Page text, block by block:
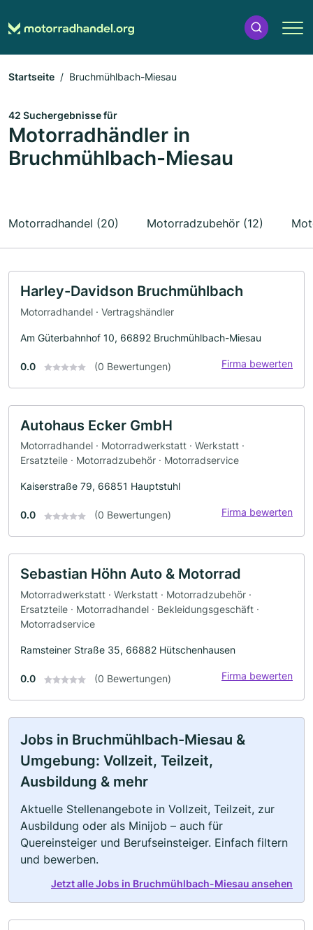
Startseite Bruchmühlbach-Miesau
42 Suchergebnisse für
Motorradhändler in
Bruchmühlbach-Miesau
Motorradhandel (20) Motorradzubehör (12)
Harley-Davidson Bruchmühlbach
Motorradhandel · Vertragshändler
Am Güterbahnhof 10, 66892 Bruchmühlbach-Miesau
0.0 (0 Bewertungen) Firma bewerten
Autohaus Ecker GmbH
Motorradhandel · Motorradwerkstatt · Werkstatt ·
Ersatzteile · Motorradzubehör · Motorradservice
Kaiserstraße 79, 66851 Hauptstuhl
0.0 (0 Bewertungen) Firma bewerten
Sebastian Höhn Auto & Motorrad
Motorradwerkstatt · Werkstatt · Motorradzubehör ·
Ersatzteile · Motorradhandel · Bekleidungsgeschäft ·
Motorradservice
Ramsteiner Straße 35, 66882 Hütschenhausen
0.0 (0 Bewertungen) Firma bewerten
Jobs in Bruchmühlbach-Miesau &
Umgebung: Vollzeit, Teilzeit,
Ausbildung & mehr
Aktuelle Stellenangebote in Vollzeit, Teilzeit, zur
Ausbildung oder als Minijob – auch für
Quereinsteiger und Berufseinsteiger. Einfach filtern
und bewerben.
Jetzt alle Jobs in Bruchmühlbach-Miesau ansehen